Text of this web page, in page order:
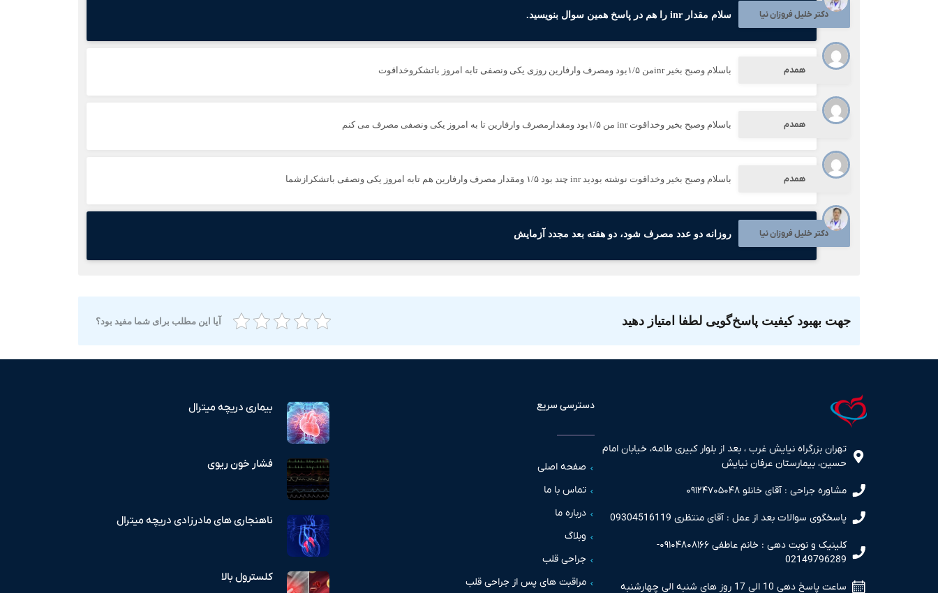
دکتر خلیل فروزان نیا سلام مقدار inr را هم در پاسخ همین سوال بنویسید.
همدم باسلام وصبح بخیر inrمن ۱/۵بود ومصرف وارفارین روزی یکی ونصفی تابه امروز باتشکروخداقوت
همدم باسلام وصبح بخیر وخداقوت inr من ۱/۵بود ومقدارمصرف وارفارین تا به امروز یکی ونصفی مصرف می کنم
همدم باسلام وصبح بخیر وخداقوت نوشته بودید inr چند بود ۱/۵ ومقدار مصرف وارفارین هم تابه امروز یکی ونصفی باتشکرازشما
دکتر خلیل فروزان نیا روزانه دو عدد مصرف شود، دو هفته بعد مجدد آزمایش
جهت بهبود کیفیت پاسخ‌گویی لطفا امتیاز دهید آیا این مطلب برای شما مفید بود؟
تهران بزرگراه نیایش غرب ، بعد از بلوار کبیری طامه، خیابان امام
حسین، بیمارستان عرفان نیایش
مشاوره جراحی : آقای خانلو ۰۹۱۲۴۷۰۵۰۴۸
پاسخگوی سوالات بعد از عمل : آقای منتظری 09304516119
کلینیک و نوبت دهی : خانم عاطفی ۰۹۱۰۴۸۰۸۱۶۶-
02149796289
ساعت پاسخ دهی 10 الی 17 روز های شنبه الی چهارشنبه
دسترسی سریع
صفحه اصلی
تماس با ما
درباره ما
وبلاگ
جراحی قلب
مراقبت های پس از جراحی قلب
بیماری دریچه میترال
فشار خون ریوی
ناهنجاری های مادرزادی دریچه میترال
کلسترول بالا